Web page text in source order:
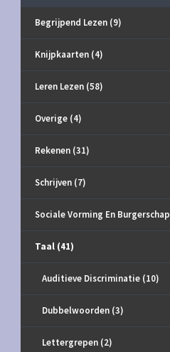
Begrijpend Lezen (9)
Knijpkaarten (4)
Leren Lezen (58)
Overige (4)
Rekenen (31)
Schrijven (7)
Sociale Vorming En Burgerschap
Taal (41)
Auditieve Discriminatie (10)
Dubbelwoorden (3)
Lettergrepen (2)